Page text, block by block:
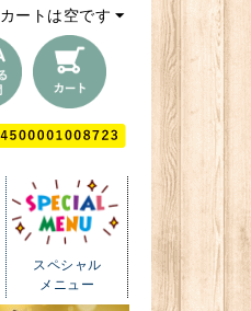
カートは空です
スペシャル
メニュー